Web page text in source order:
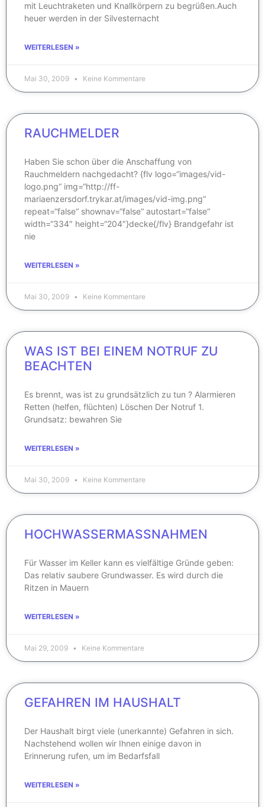
mit Leuchtraketen und Knallkörpern zu begrüßen.Auch
heuer werden in der Silvesternacht
WEITERLESEN »
Mai 30, 2009 Keine Kommentare
RAUCHMELDER
Haben Sie schon über die Anschaffung von
Rauchmeldern nachgedacht? {flv logo=“images/vid-
logo.png“ img=“http://ff-
mariaenzersdorf.trykar.at/images/vid-img.png“
repeat=“false“ shownav=“false“ autostart=“false“
width=“334″ height=“204″}decke{/flv} Brandgefahr ist
nie
WEITERLESEN »
Mai 30, 2009 Keine Kommentare
WAS IST BEI EINEM NOTRUF ZU
BEACHTEN
Es brennt, was ist zu grundsätzlich zu tun ? Alarmieren
Retten (helfen, flüchten) Löschen Der Notruf 1.
Grundsatz: bewahren Sie
WEITERLESEN »
Mai 30, 2009 Keine Kommentare
HOCHWASSERMASSNAHMEN
Für Wasser im Keller kann es vielfältige Gründe geben:
Das relativ saubere Grundwasser. Es wird durch die
Ritzen in Mauern
WEITERLESEN »
Mai 29, 2009 Keine Kommentare
GEFAHREN IM HAUSHALT
Der Haushalt birgt viele (unerkannte) Gefahren in sich.
Nachstehend wollen wir Ihnen einige davon in
Erinnerung rufen, um im Bedarfsfall
WEITERLESEN »